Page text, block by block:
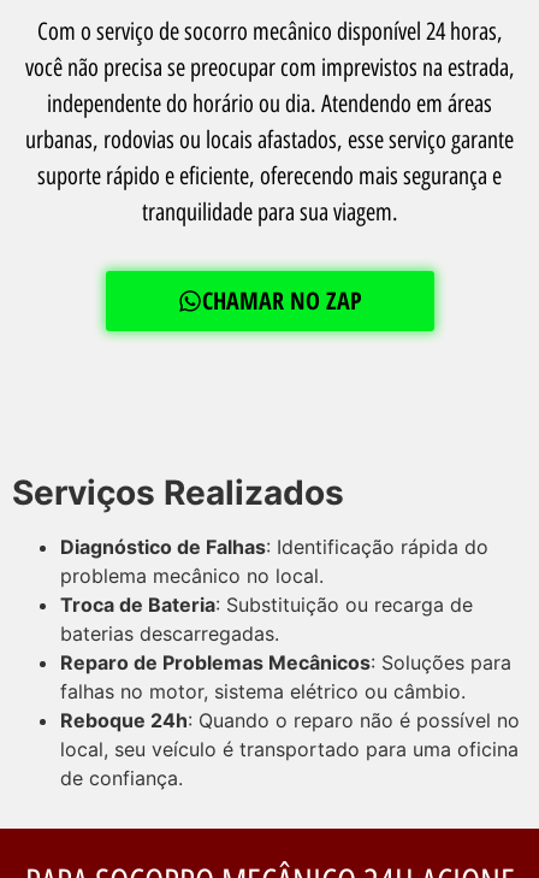
Com o serviço de socorro mecânico disponível 24 horas,
você não precisa se preocupar com imprevistos na estrada,
independente do horário ou dia. Atendendo em áreas
urbanas, rodovias ou locais afastados, esse serviço garante
suporte rápido e eficiente, oferecendo mais segurança e
tranquilidade para sua viagem.
CHAMAR NO ZAP
Serviços Realizados
Diagnóstico de Falhas: Identificação rápida do
problema mecânico no local.
Troca de Bateria: Substituição ou recarga de
baterias descarregadas.
Reparo de Problemas Mecânicos: Soluções para
falhas no motor, sistema elétrico ou câmbio.
Reboque 24h: Quando o reparo não é possível no
local, seu veículo é transportado para uma oficina
de confiança.